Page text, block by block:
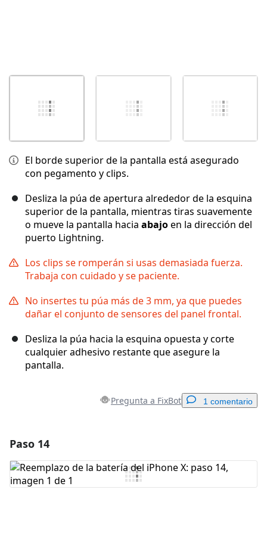
El borde superior de la pantalla está asegurado
con pegamento y clips.
Desliza la púa de apertura alrededor de la esquina
superior de la pantalla, mientras tiras suavemente
o mueve la pantalla hacia abajoen la dirección del
puerto Lightning.
Los clips se romperán si usas demasiada fuerza.
Trabaja con cuidado y se paciente.
No insertes tu púa más de 3 mm, ya que puedes
dañar el conjunto de sensores del panel frontal.
Desliza la púa hacia la esquina opuesta y corte
cualquier adhesivo restante que asegure la
pantalla.
Pregunta a FixBot 1 comentario
Agregar Comentario
Paso 14